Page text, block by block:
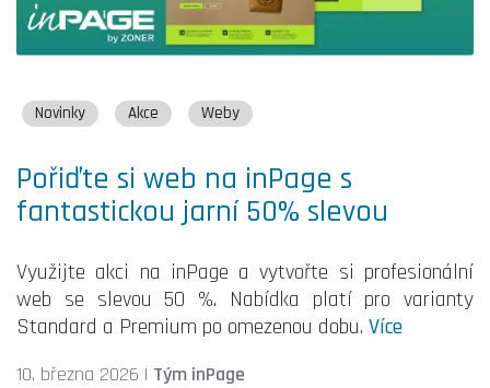
Novinky Akce Weby
Pořiďte si web na inPage s
fantastickou jarní 50% slevou
Využijte akci na inPage a vytvořte si profesionální
web se slevou 50 %. Nabídka platí pro varianty
Standard a Premium po omezenou dobu. Více
10. března 2026 | Tým inPage